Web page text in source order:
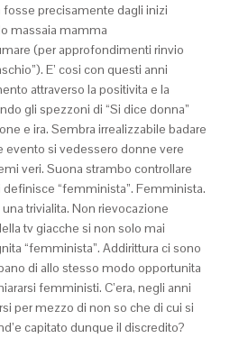
precisamente dagli inizi
massaia mamma
(per approfondimenti rinvio
E’ cosi con questi anni
attraverso la positivita e la
gli spezzoni di “Si dice donna”
e ira. Sembra irrealizzabile badare
si vedessero donne vere
veri. Suona strambo controllare
“femminista”. Femminista.
trivialita. Non rievocazione
tv giacche si non solo mai
“femminista”. Addirittura ci sono
di allo stesso modo opportunita
femministi. C’era, negli anni
per mezzo di non so che di cui si
capitato dunque il discredito?